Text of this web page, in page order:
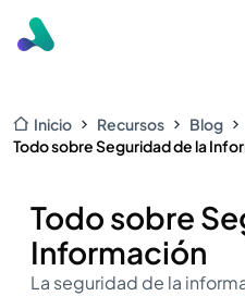
Inicio Recursos
Blog
Todo sobre Seguridad de la
Todo sobre
Información
La seguridad de la